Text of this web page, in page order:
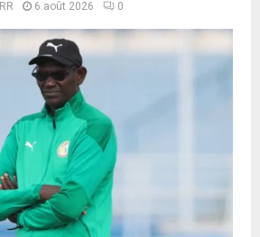
6 août 2026 0